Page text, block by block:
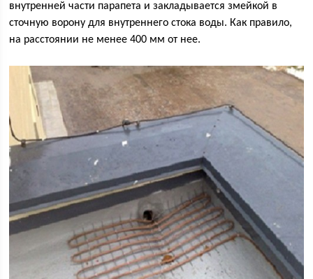
внутренней части парапета и закладывается змейкой в
сточную ворону для внутреннего стока воды. Как правило,
на расстоянии не менее 400 мм от нее.